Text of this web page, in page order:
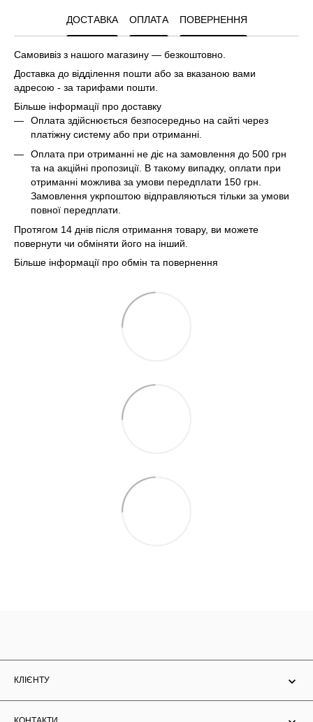
ДОСТАВКА ОПЛАТА ПОВЕРНЕННЯ
Самовивіз з нашого магазину — безкоштовно.
Доставка до відділення пошти або за вказаною вами
адресою - за тарифами пошти.
Більше інформації про доставку
Оплата здійснюється безпосередньо на сайті через
платіжну систему або при отриманні.
Оплата при отриманні не діє на замовлення до 500 грн
та на акційні пропозиції. В такому випадку, оплати при
отриманні можлива за умови передплати 150 грн.
Замовлення укрпоштою відправляються тільки за умови
повної передплати.
Протягом 14 днів після отримання товару, ви можете
повернути чи обміняти його на інший.
Більше інформації про обмін та повернення
КЛІЄНТУ